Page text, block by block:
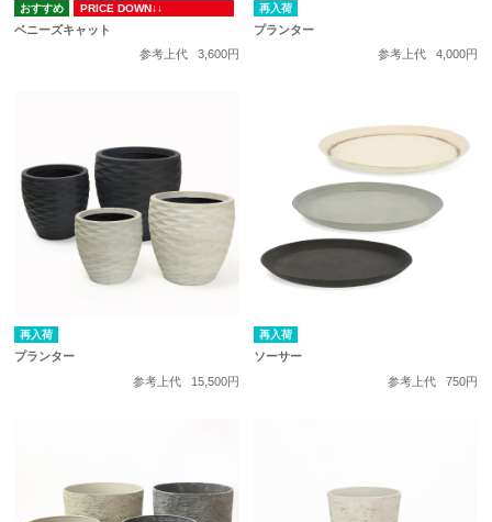
PRICE DOWN↓↓
ベニーズキャット
参考上代
3,600円
再入荷
プランター
参考上代
4,000円
再入荷
プランター
参考上代
15,500円
再入荷
ソーサー
参考上代
750円